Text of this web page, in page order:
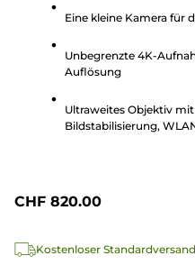
Sternen.
Eine kleine Kamera für
Unbegrenzte 4K-
Auflösung
Ultraweites Objektiv
Bildstabilisierung,
CHF 820.00
Kostenloser Standardversand